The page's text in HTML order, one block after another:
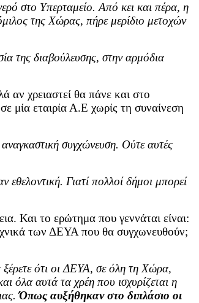
στο Υπερταμείο. Από κει και πέρα, η
της Χώρας, πήρε μερίδιο μετοχών
της διαβούλευσης, στην αρμόδια
χρειαστεί θα πάνε και στο
μία εταιρία Α.Ε χωρίς τη συναίνεση
συγχώνευση. Ούτε αυτές
Γιατί πολλοί δήμοι μπορεί
Και το ερώτημα που γεννάται είναι:
των ΔΕΥΑ που θα συγχωνευθούν;
ότι οι ΔΕΥΑ, σε όλη τη Χώρα,
όλα αυτά τα χρέη που ισχυρίζεται η
Όπως αυξήθηκαν στο διπλάσιο οι